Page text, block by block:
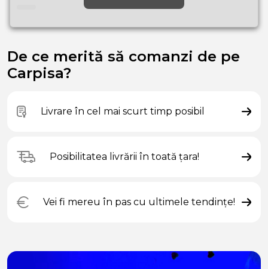
De ce merită să comanzi de pe
Carpisa?
Livrare în cel mai scurt timp posibil
Posibilitatea livrării în toată țara!
Vei fi mereu în pas cu ultimele tendințe!